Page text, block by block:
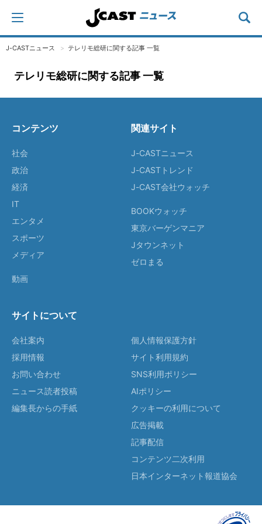
J-CASTニュース テレリモ総研に関する記事 一覧
テレリモ総研に関する記事 一覧
コンテンツ
社会
政治
経済
IT
エンタメ
スポーツ
メディア
動画
関連サイト
J-CASTニュース
J-CASTトレンド
J-CAST会社ウォッチ
BOOKウォッチ
東京バーゲンマニア
Jタウンネット
ゼロまる
サイトについて
会社案内
採用情報
お問い合わせ
ニュース読者投稿
編集長からの手紙
個人情報保護方針
サイト利用規約
SNS利用ポリシー
AIポリシー
クッキーの利用について
広告掲載
記事配信
コンテンツ二次利用
日本インターネット報道協会